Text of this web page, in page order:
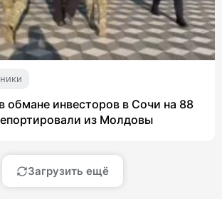
обмане инвесторов в Сочи на 88
из Молдовы
Загрузить ещё